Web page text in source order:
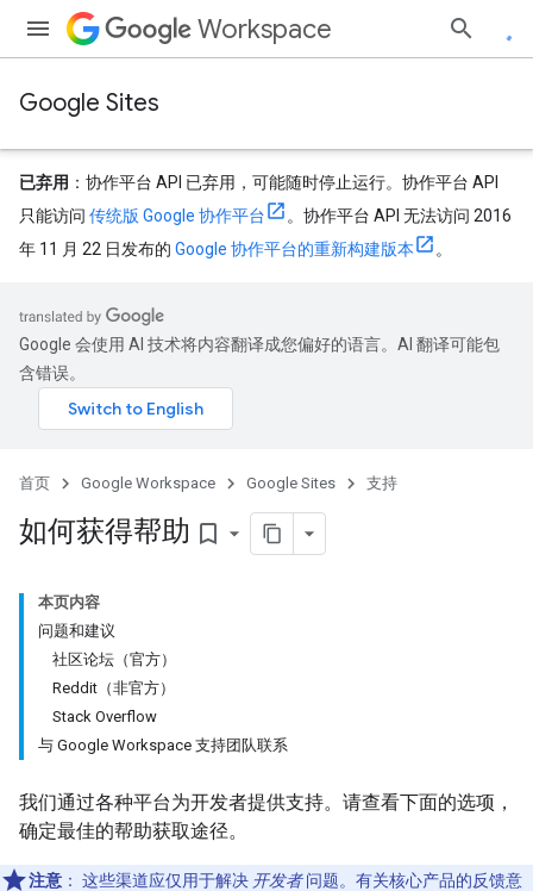
Workspace
Google Sites
已弃用 ：协作平台 API 已弃用，可能随时停止运行。协作平台 API
只能访问 传统版 Google 协作平台
。协作平台 API 无法访问 2016
年 11 月 22 日发布的 Google 协作平台的重新构建版本 。
Google 会使用 AI 技术将内容翻译成您偏好的语言。AI 翻译可能包
含错误。
首页 Google Workspace Google Sites 支持
如何获得帮助 bookmark_border
本页内容
问题和建议
社区论坛（官方）
Reddit（非官方）
Stack Overflow
与 Google Workspace 支持团队联系
我们通过各种平台为开发者提供支持。请查看下面的选项，
确定最佳的帮助获取途径。
注意 ： 这些渠道应仅用于解决 开发者问题。有关核心产品的反馈意